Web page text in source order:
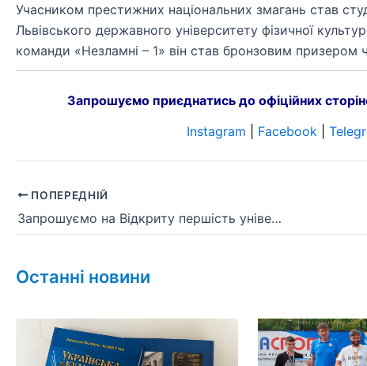
Учасником престижних національних змагань став
Львівського державного університету фізичної
команди «Незламні – 1» він став бронзовим призером
Запрошуємо приєднатись до офіційних
Instagram
Facebook|
ПОПЕРЕДНІЙ
Запрошуємо на Відкриту першість університету з легкої атлетики
Останні новини